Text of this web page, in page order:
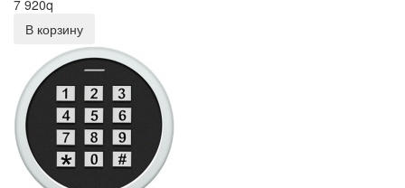
7 920q
В корзину